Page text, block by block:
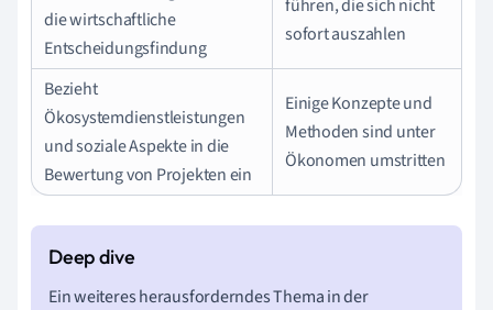
die wirtschaftliche
Entscheidungsfindung
führen, die sich nicht
sofort auszahlen
Bezieht
Ökosystemdienstleistungen
und soziale Aspekte in die
Bewertung von Projekten ein
Einige Konzepte und
Methoden sind unter
Ökonomen umstritten
Ein weiteres herausforderndes Thema in der